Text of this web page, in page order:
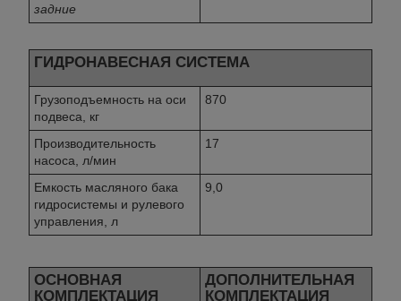
задние
ГИДРОНАВЕСНАЯ СИСТЕМА
Грузоподъемность на оси
подвеса, кг
870
Производительность
насоса, л/мин
17
Емкость масляного бака
гидросистемы и рулевого
управления, л
9,0
ОСНОВНАЯ
КОМПЛЕКТАЦИЯ
ДОПОЛНИТЕЛЬНАЯ
КОМПЛЕКТАЦИЯ